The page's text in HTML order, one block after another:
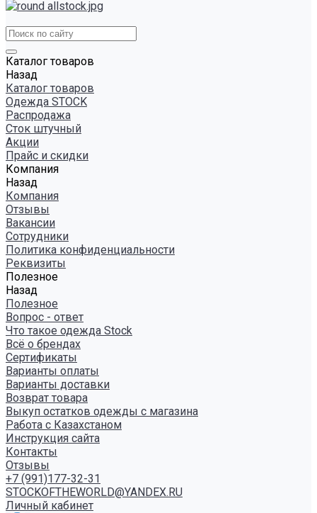
Каталог товаров
Назад
Каталог товаров
Одежда STOCK
Распродажа
Сток штучный
Акции
Прайс и скидки
Компания
Назад
Компания
Отзывы
Вакансии
Сотрудники
Политика конфиденциальности
Реквизиты
Полезное
Назад
Полезное
Вопрос - ответ
Что такое одежда Stock
Всё о брендах
Сертификаты
Варианты оплаты
Варианты доставки
Возврат товара
Выкуп остатков одежды с магазина
Работа с Казахстаном
Инструкция сайта
Контакты
Отзывы
+7 (991)177-32-31
STOCKOFTHEWORLD@YANDEX.RU
Личный кабинет